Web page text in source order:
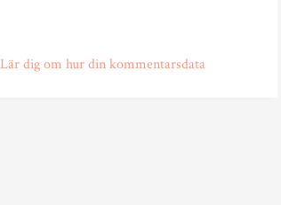
Lär dig om hur din kommentarsdata